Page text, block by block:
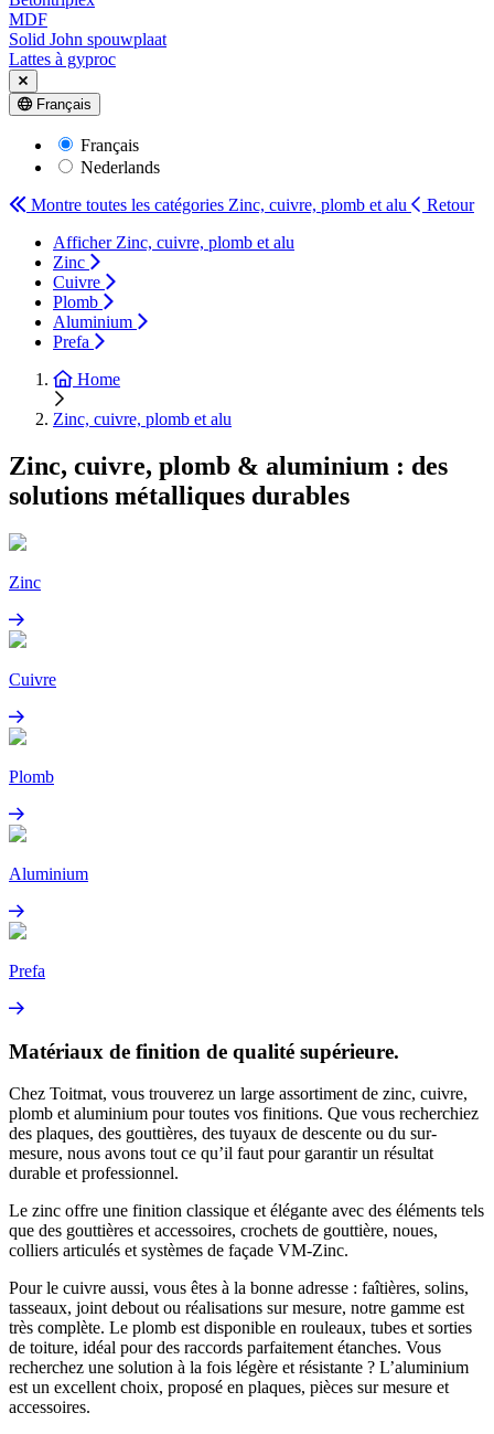
MDF
Solid John spouwplaat
Lattes à gyproc
Français
Français
Nederlands
Montre toutes les catégories Zinc, cuivre, plomb et alu
Retour
Afficher Zinc, cuivre, plomb et alu
Zinc
Cuivre
Plomb
Aluminium
Prefa
Home
Zinc, cuivre, plomb et alu
Zinc, cuivre, plomb & aluminium : des
solutions métalliques durables
Zinc
Cuivre
Plomb
Aluminium
Prefa
Matériaux de finition de qualité supérieure.
Chez Toitmat, vous trouverez un large assortiment de zinc, cuivre,
plomb et aluminium pour toutes vos finitions. Que vous recherchiez
des plaques, des gouttières, des tuyaux de descente ou du sur-
mesure, nous avons tout ce qu’il faut pour garantir un résultat
durable et professionnel.
Le zinc offre une finition classique et élégante avec des éléments tels
que des gouttières et accessoires, crochets de gouttière, noues,
colliers articulés et systèmes de façade VM-Zinc.
Pour le cuivre aussi, vous êtes à la bonne adresse : faîtières, solins,
tasseaux, joint debout ou réalisations sur mesure, notre gamme est
très complète. Le plomb est disponible en rouleaux, tubes et sorties
de toiture, idéal pour des raccords parfaitement étanches. Vous
recherchez une solution à la fois légère et résistante ? L’aluminium
est un excellent choix, proposé en plaques, pièces sur mesure et
accessoires.